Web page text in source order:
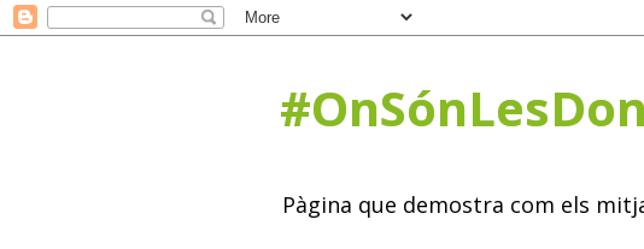
Pàgina que demostra com els